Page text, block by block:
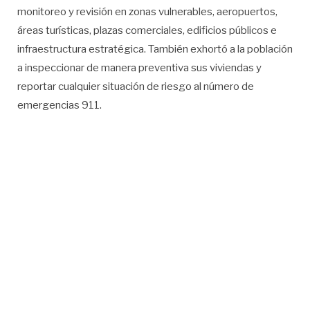
monitoreo y revisión en zonas vulnerables, aeropuertos,
áreas turísticas, plazas comerciales, edificios públicos e
infraestructura estratégica. También exhortó a la población
a inspeccionar de manera preventiva sus viviendas y
reportar cualquier situación de riesgo al número de
emergencias 911.